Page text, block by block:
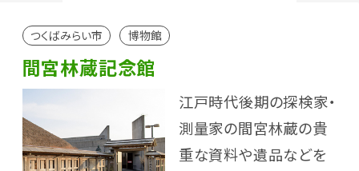
つくばみらい市 博物館
間宮林蔵記念館
江戸時代後期の探検家・
測量家の間宮林蔵の貴
重な資料や遺品などを